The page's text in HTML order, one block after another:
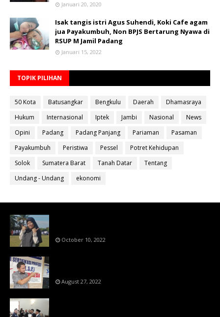
Januari 20, 2020
Isak tangis istri Agus Suhendi, Koki Cafe agam
jua Payakumbuh, Non BPJS Bertarung Nyawa di
RSUP M Jamil Padang
Januari 15, 2022
TOPIK PILIHAN
50 Kota Batusangkar Bengkulu Daerah
Dhamasraya
Hukum
Internasional Iptek Jambi Nasional
News
Opini
Padang Padang Panjang Pariaman
Pasaman
Payakumbuh
Peristiwa Pessel
Potret Kehidupan
Solok
Sumatera Barat Tanah Datar
Tentang
Undang - Undang
ekonomi
October 10, 2022
August 27, 2022